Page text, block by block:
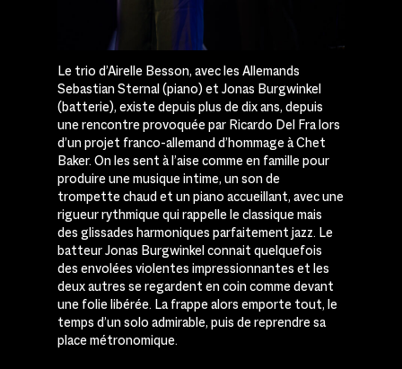
Le trio d’Airelle Besson, avec les Allemands
Sebastian Sternal (piano) et Jonas Burgwinkel
(batterie), existe depuis plus de dix ans, depuis
une rencontre provoquée par Ricardo Del Fra lors
d’un projet franco-allemand d’hommage à Chet
Baker. On les sent à l’aise comme en famille pour
produire une musique intime, un son de
trompette chaud et un piano accueillant, avec une
rigueur rythmique qui rappelle le classique mais
des glissades harmoniques parfaitement jazz. Le
batteur Jonas Burgwinkel connait quelquefois
des envolées violentes impressionnantes et les
deux autres se regardent en coin comme devant
une folie libérée. La frappe alors emporte tout, le
temps d’un solo admirable, puis de reprendre sa
place métronomique.